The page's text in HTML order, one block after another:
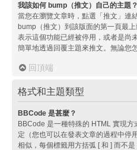
我該如何 bump（推文）自己的主題？
當您在瀏覽文章時，點選「推文」連
bump（推文）到該版面的第一頁最
表示這個功能已經被停用，或者是尚
簡單地透過回覆主題來推文。無論您
回頂端
格式和主題類型
BBCode 是甚麼？
BBCode 是一種特殊的 HTML 實現
定（您也可以在發表文章的過程中停
相似，每個標籤用方括弧 [ 和 ] 而不